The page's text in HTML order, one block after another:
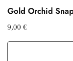
Gold Orchid
9,00 €